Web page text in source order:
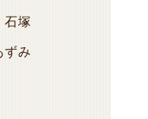
塚
み